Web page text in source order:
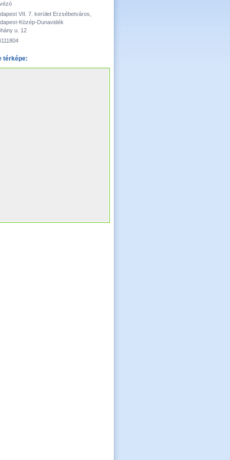
VII. 7. kerület Erzsébetváros,
Közép-Dunavidék
u. 12
térképe: